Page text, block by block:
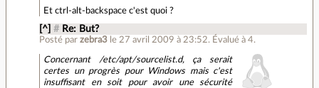
Et ctrl-alt-backspace c'est quoi ?
[^] # Re: But?
Posté parzebra3 le 27 avril 2009 à 23:52. Évalué à4.
Concernant /etc/apt/sourcelist.d, ça serait
certes un progrès pour Windows mais c'est
insuffisant en soit pour avoir une sécurité